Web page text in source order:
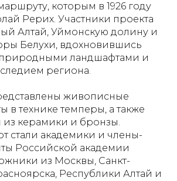
которым в 1926 году
Рерих. Участники проекта
Алтай, Уймонскую долину и
Белухи, вдохновившись
ландшафтами и
региона.
живописные
в технике темперы, а также
из керамики и бронзы.
стали академики и члены-
Российской академии
из Москвы, Санкт-
Республики Алтай и